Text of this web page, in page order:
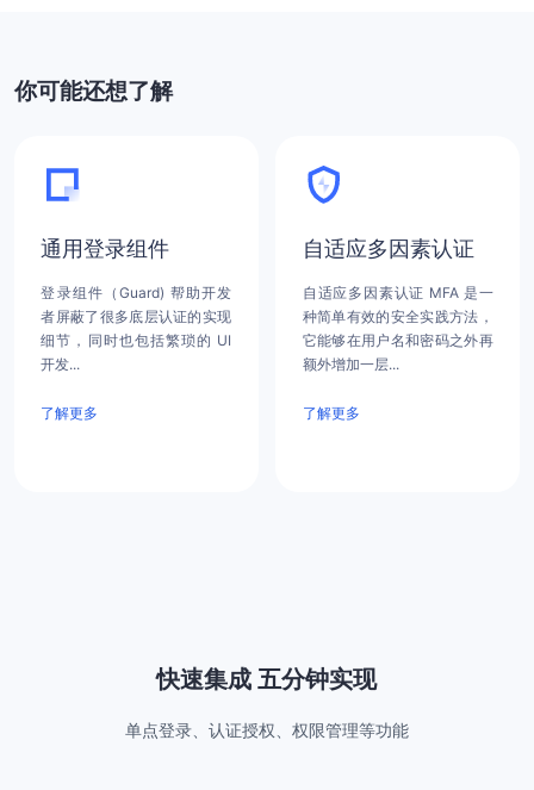
你可能还想了解
通用登录组件
登录组件（Guard) 帮助开发
者屏蔽了很多底层认证的实现
细节，同时也包括繁琐的 UI
开发...
了解更多
自适应多因素认证
自适应多因素认证 MFA 是一
种简单有效的安全实践方法，
它能够在用户名和密码之外再
额外增加一层...
了解更多
快速集成 五分钟实现
单点登录、认证授权、权限管理等功能